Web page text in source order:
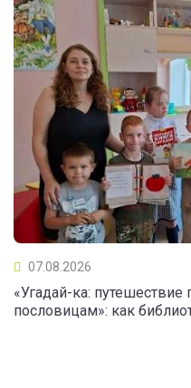
07.08.2026
«Угадай-ка:
пословицам»: как